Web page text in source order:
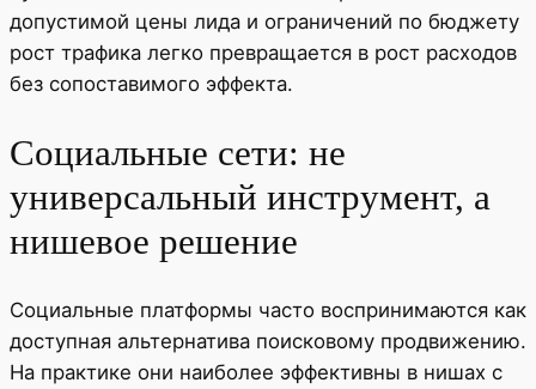
допустимой цены лида и ограничений по бюджету
рост трафика легко превращается в рост расходов
без сопоставимого эффекта.
Социальные сети: не
универсальный инструмент, а
нишевое решение
Социальные платформы часто воспринимаются как
доступная альтернатива поисковому продвижению.
На практике они наиболее эффективны в нишах с